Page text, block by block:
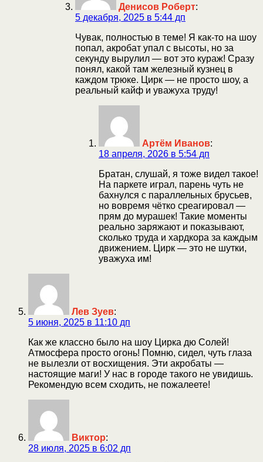
Денисов Роберт:
5 декабря, 2025 в 5:44 дп
Чувак, полностью в теме! Я как-то на шоу
попал, акробат упал с высоты, но за
секунду вырулил — вот это кураж! Сразу
понял, какой там железный кузнец в
каждом трюке. Цирк — не просто шоу, а
реальный кайф и уважуха труду!
Артём Иванов:
18 апреля, 2026 в 5:54 дп
Братан, слушай, я тоже видел такое!
На паркете играл, парень чуть не
бахнулся с параллельных брусьев,
но вовремя чётко среагировал —
прям до мурашек! Такие моменты
реально заряжают и показывают,
сколько труда и хардкора за каждым
движением. Цирк — это не шутки,
уважуха им!
Лев Зуев:
5 июня, 2025 в 11:10 дп
Как же классно было на шоу Цирка дю Солей!
Атмосфера просто огонь! Помню, сидел, чуть глаза
не вылезли от восхищения. Эти акробаты —
настоящие маги! У нас в городе такого не увидишь.
Рекомендую всем сходить, не пожалеете!
Виктор:
28 июля, 2025 в 6:02 дп